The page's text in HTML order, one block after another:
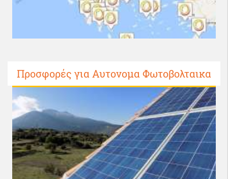
Προσφορές για Αυτονομα Φωτοβολταικα